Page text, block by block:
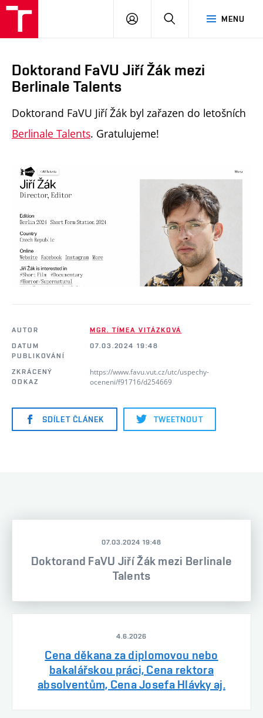
MENU
PŘIHLÁSIT
Doktorand FaVU Jiří Žák mezi
Berlinale Talents
Doktorand FaVU Jiří Žák byl zařazen do letošních
Berlinale Talents. Gratulujeme!
AUTOR
MGR. TÍMEA VITÁZKOVÁ
DATUM
PUBLIKOVÁNÍ
07.03.2024 19:48
ZKRÁCENÝ
ODKAZ
https://www.favu.vut.cz/utc/uspechy-
oceneni/f91716/d254669
SDÍLET ČLÁNEK TWEETNOUT
07.03.2024 19:48
Doktorand FaVU Jiří Žák mezi Berlinale
Talents
4.6.2026
Cena děkana za diplomovou nebo
bakalářskou práci, Cena rektora
absolventům, Cena Josefa Hlávky aj.